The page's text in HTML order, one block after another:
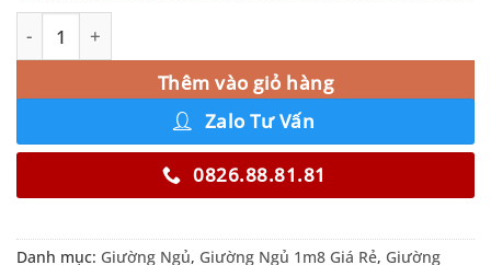
Giường Ngủ 1m8x2m Giá Rẻ Đầu Táp Gỗ Màu 501 số
Thêm vào giỏ hàng
Alternative:
Zalo Tư Vấn
0826.88.81.81
Danh mục: Giường Ngủ, Giường Ngủ 1m8 Giá Rẻ, Giường